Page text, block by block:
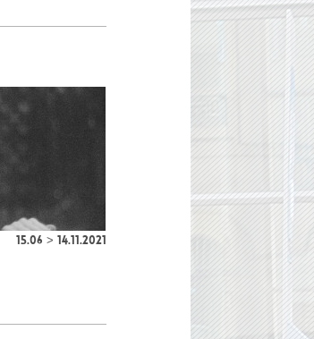
15.06 > 14.11.2021